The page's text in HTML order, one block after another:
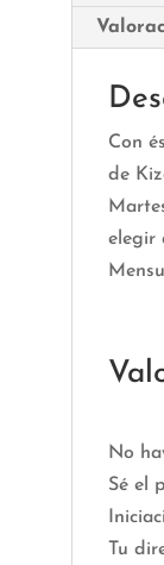
Con
de
elegir
No
Sé el
Tu